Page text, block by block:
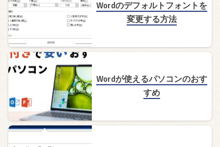
Wordのデフォルトフォントを
変更する方法
Wordが使えるパソコンのおす
すめ